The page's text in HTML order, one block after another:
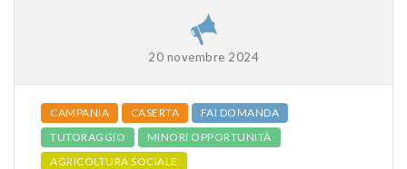
20 novembre 2024
CAMPANIA CASERTA
FAI DOMANDA
TUTORAGGIO
MINORI OPPORTUNITÀ
AGRICOLTURA SOCIALE